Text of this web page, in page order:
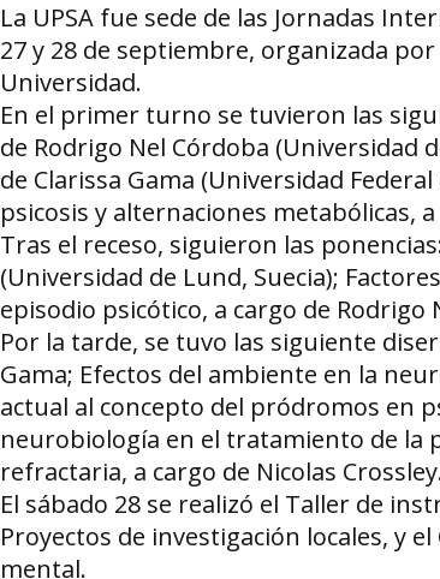
La UPSA fue sede de las Jornadas
27 y 28 de septiembre, organizada
Universidad.
En el primer turno se tuvieron las
de Rodrigo Nel Córdoba (Universidad
de Clarissa Gama (Universidad
psicosis y alternaciones metabólicas,
Tras el receso, siguieron las
(Universidad de Lund, Suecia);
episodio psicótico, a cargo de Rodrigo
Por la tarde, se tuvo las siguiente
Gama; Efectos del ambiente en la
actual al concepto del pródromos en
neurobiología en el tratamiento de la
refractaria, a cargo de Nicolas
El sábado 28 se realizó el Taller de
Proyectos de investigación locales, y
mental.